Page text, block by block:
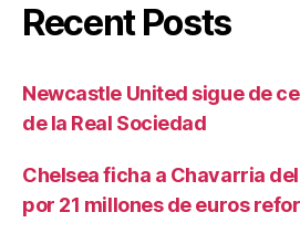
Recent Posts
Newcastle United sigue de
de la Real Sociedad
Chelsea ficha a Chavarria
por 21 millones de euros